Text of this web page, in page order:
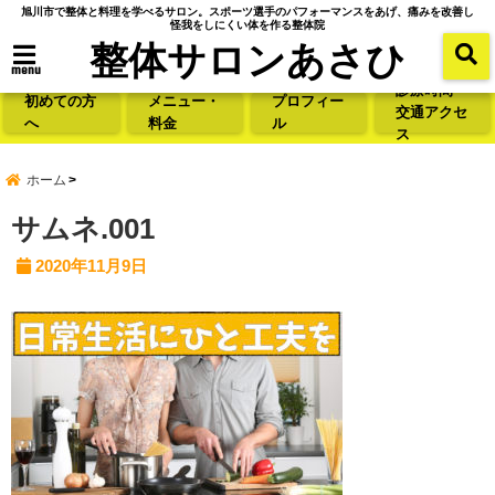
旭川市で整体と料理を学べるサロン。スポーツ選手のパフォーマンスをあげ、痛みを改善し
怪我をしにくい体を作る整体院
menu 整体サロンあさひ
初めての方
へ
メニュー・
料金
プロフィー
ル
診療時間・
交通アクセ
ス
ホーム
サムネ.001
2020年11月9日